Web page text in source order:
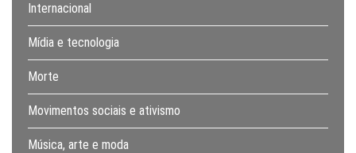
Internacional
Mídia e tecnologia
Morte
Movimentos sociais e ativismo
Música, arte e moda